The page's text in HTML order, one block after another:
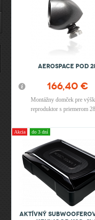
AEROSPACE POD
166,40 €
Montážny domček pre
reproduktor s priemerom
Akcia do 3 dní
Aktívný